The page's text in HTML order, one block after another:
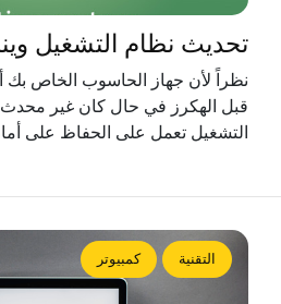
تحديث نظام التشغيل
نظراً لأن جهاز الحاسوب الخاص
قبل الهكرز في حال كان غير
التشغيل تعمل على الحفاظ على
التقنية كمبيوتر